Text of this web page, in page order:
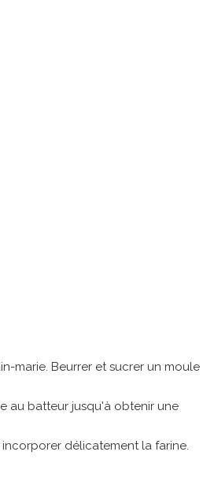
marie. Beurrer et sucrer un moule
au batteur jusqu'à obtenir une
délicatement la farine.